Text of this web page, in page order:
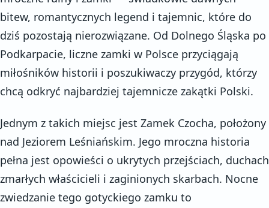
bitew, romantycznych legend i tajemnic, które do
dziś pozostają nierozwiązane. Od Dolnego Śląska po
Podkarpacie, liczne zamki w Polsce przyciągają
miłośników historii i poszukiwaczy przygód, którzy
chcą odkryć najbardziej tajemnicze zakątki Polski.
Jednym z takich miejsc jest Zamek Czocha, położony
nad Jeziorem Leśniańskim. Jego mroczna historia
pełna jest opowieści o ukrytych przejściach, duchach
zmarłych właścicieli i zaginionych skarbach. Nocne
zwiedzanie tego gotyckiego zamku to